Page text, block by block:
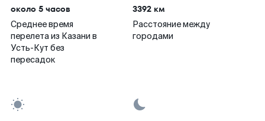
около 5 часов
Среднее время
перелета из Казани в
Усть-Кут без
пересадок
3392 км
Расстояние между
городами